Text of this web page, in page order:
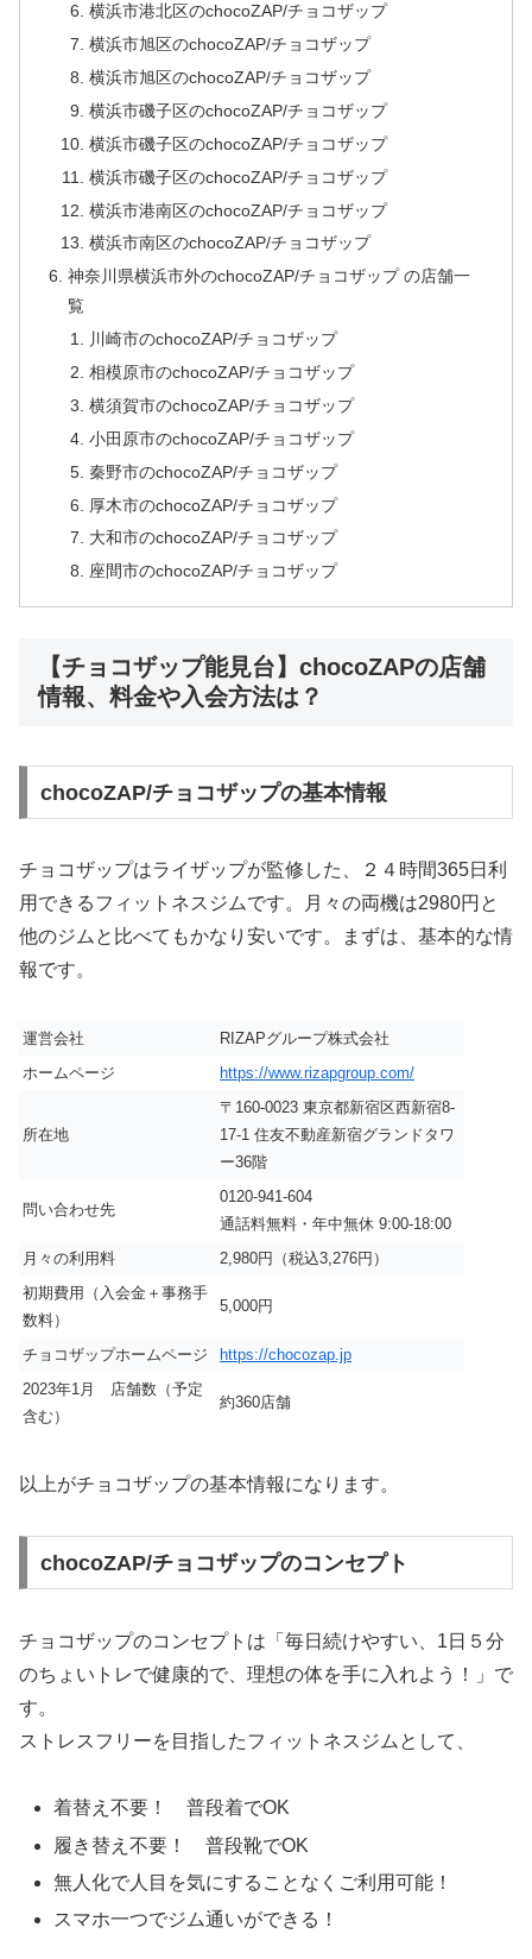
横浜市港北区のchocoZAP/チョコザップ
横浜市旭区のchocoZAP/チョコザップ
横浜市旭区のchocoZAP/チョコザップ
横浜市磯子区のchocoZAP/チョコザップ
横浜市磯子区のchocoZAP/チョコザップ
横浜市磯子区のchocoZAP/チョコザップ
横浜市港南区のchocoZAP/チョコザップ
横浜市南区のchocoZAP/チョコザップ
神奈川県横浜市外のchocoZAP/チョコザップ の店舗一
覧
川崎市のchocoZAP/チョコザップ
相模原市のchocoZAP/チョコザップ
横須賀市のchocoZAP/チョコザップ
小田原市のchocoZAP/チョコザップ
秦野市のchocoZAP/チョコザップ
厚木市のchocoZAP/チョコザップ
大和市のchocoZAP/チョコザップ
座間市のchocoZAP/チョコザップ
【チョコザップ能見台】chocoZAPの店舗
情報、料金や入会方法は？
chocoZAP/チョコザップの基本情報
チョコザップはライザップが監修した、２４時間365日利
用できるフィットネスジムです。月々の両機は2980円と
他のジムと比べてもかなり安いです。まずは、基本的な情
報です。
運営会社
RIZAPグループ株式会社
ホームページ
https://www.rizapgroup.com/
所在地
〒160-0023 東京都新宿区西新宿8-
17-1 住友不動産新宿グランドタワ
ー36階
問い合わせ先
0120-941-604
通話料無料・年中無休 9:00-18:00
月々の利用料
2,980円（税込3,276円）
初期費用（入会金＋事務手
数料）
5,000円
チョコザップホームページ
https://chocozap.jp
2023年1月 店舗数（予定
含む）
約360店舗
以上がチョコザップの基本情報になります。
chocoZAP/チョコザップのコンセプト
チョコザップのコンセプトは「毎日続けやすい、1日５分
のちょいトレで健康的で、理想の体を手に入れよう！」で
す。
ストレスフリーを目指したフィットネスジムとして、
着替え不要！ 普段着でOK
履き替え不要！ 普段靴でOK
無人化で人目を気にすることなくご利用可能！
スマホ一つでジム通いができる！